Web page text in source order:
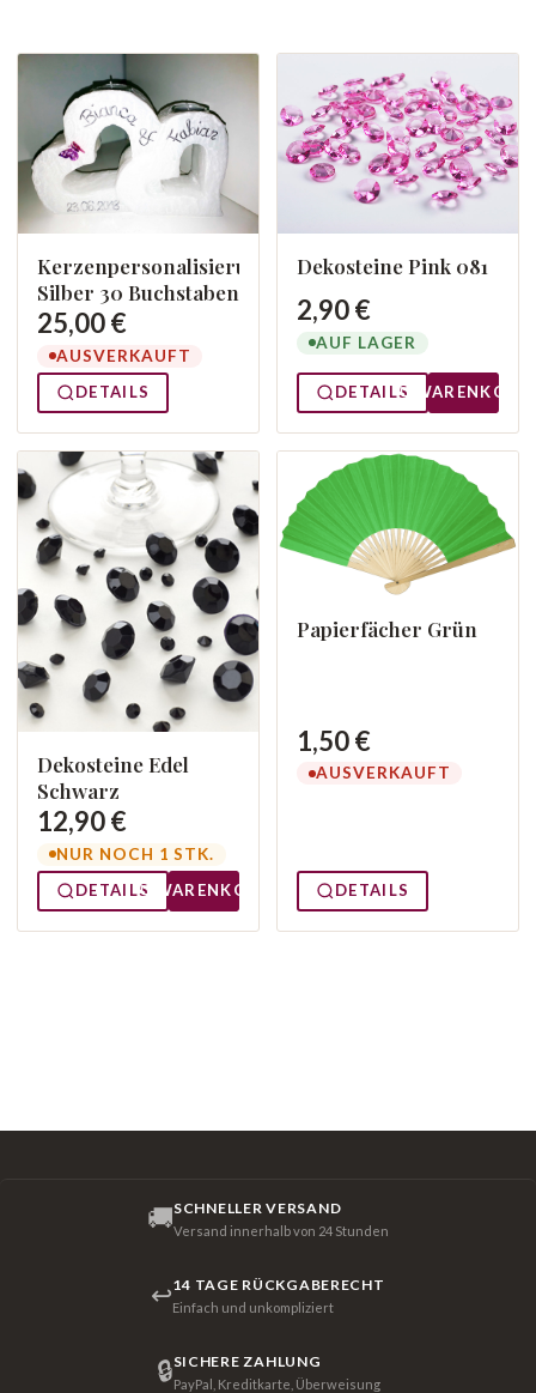
Kerzenpersonalisierung
Silber 30 Buchstaben
25,00 €
AUSVERKAUFT
DETAILS
Dekosteine Pink 081
2,90 €
AUF LAGER
DETAILS WARENKORB
Dekosteine Edel
Schwarz
12,90 €
NUR NOCH 1 STK.
DETAILS
WARENKORB
Papierfächer Grün
1,50 €
AUSVERKAUFT
DETAILS
🚚SCHNELLER VERSAND
Versand innerhalb von 24 Stunden
↩14 TAGE RÜCKGABERECHT
Einfach und unkompliziert
🔒SICHERE ZAHLUNG
PayPal, Kreditkarte, Überweisung